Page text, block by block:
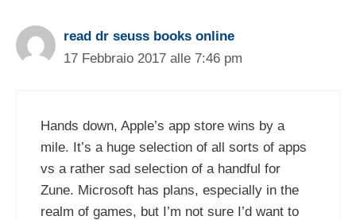
read dr seuss books online
17 Febbraio 2017 alle 7:46 pm
Hands down, Apple’s app store wins by a
mile. It’s a huge selection of all sorts of apps
vs a rather sad selection of a handful for
Zune. Microsoft has plans, especially in the
realm of games, but I’m not sure I’d want to